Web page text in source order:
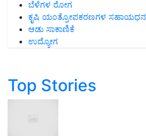
ಬೆಳೆಗಳ ರೋಗ
ಕೃಷಿ ಯಂತ್ರೋಪಕರಣಗಳ ಸಹಾಯಧನ
ಆಡು ಸಾಕಾಣಿಕೆ
ಉದ್ಯೋಗ
Top Stories